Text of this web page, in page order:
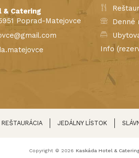
& Catering
Poprad-Matejovce
Denné
Info
Možnosti
REŠTAURÁCIA JEDÁLNY LÍSTOK
Copyright © 2026 Kaskáda Hotel &